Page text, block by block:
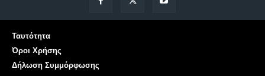
Ταυτότητα
Όροι Χρήσης
Δήλωση Συμμόρφωσης